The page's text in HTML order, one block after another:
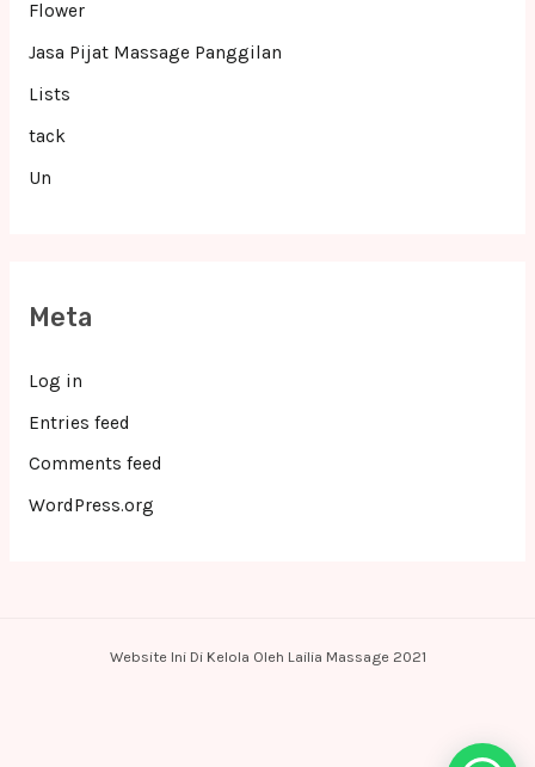
Flower
Jasa Pijat Massage Panggilan
Lists
tack
Un
Meta
Log in
Entries feed
Comments feed
WordPress.org
Website Ini Di Kelola Oleh Lailia Massage 2021